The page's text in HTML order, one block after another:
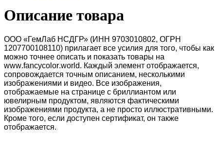
Описание товара
ООО «ГемЛаб НСДГР» (ИНН 9703010802, ОГРН
1207700108110) прилагает все усилия для того, чтобы как
можно точнее описать и показать товары на
www.fancycolor.world. Каждый элемент отображается,
сопровождается точным описанием, несколькими
изображениями и видео. Все изображения,
отображаемые на странице с бриллиантом или
ювелирным продуктом, являются фактическими
изображениями продукта, а не просто иллюстративными.
Кроме того, если доступен сертификат, он также
отображается.